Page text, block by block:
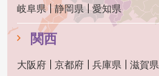
岐阜県
静岡県 愛知県
関西
大阪府 京都府 兵庫県 滋賀県